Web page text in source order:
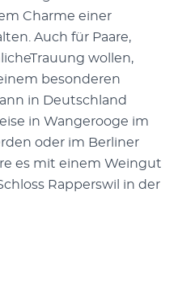
Charme einer
Auch für Paare,
wollen,
besonderen
in Deutschland
in Wangerooge im
oder im Berliner
es mit einem Weingut
Rapperswil in der